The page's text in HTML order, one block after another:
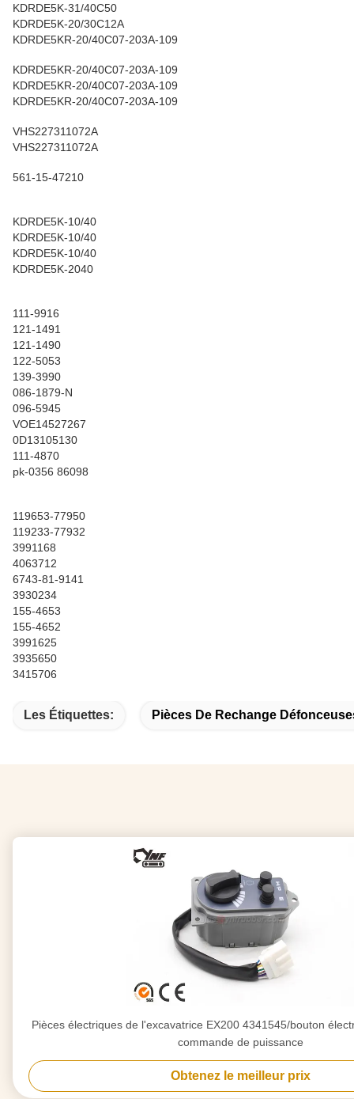
KDRDE5K-31/40C50
KDRDE5K-20/30C12A
KDRDE5KR-20/40C07-203A-109
KDRDE5KR-20/40C07-203A-109
KDRDE5KR-20/40C07-203A-109
KDRDE5KR-20/40C07-203A-109
VHS227311072A
VHS227311072A
561-15-47210
KDRDE5K-10/40
KDRDE5K-10/40
KDRDE5K-10/40
KDRDE5K-2040
111-9916
121-1491
121-1490
122-5053
139-3990
086-1879-N
096-5945
VOE14527267
0D13105130
111-4870
pk-0356 86098
119653-77950
119233-77932
3991168
4063712
6743-81-9141
3930234
155-4653
155-4652
3991625
3935650
3415706
Les Étiquettes: Pièces De Rechange
Pièces électriques de l'excavatrice EX200 4341545/bouton
commande de puissance
Obtenez le meilleur prix